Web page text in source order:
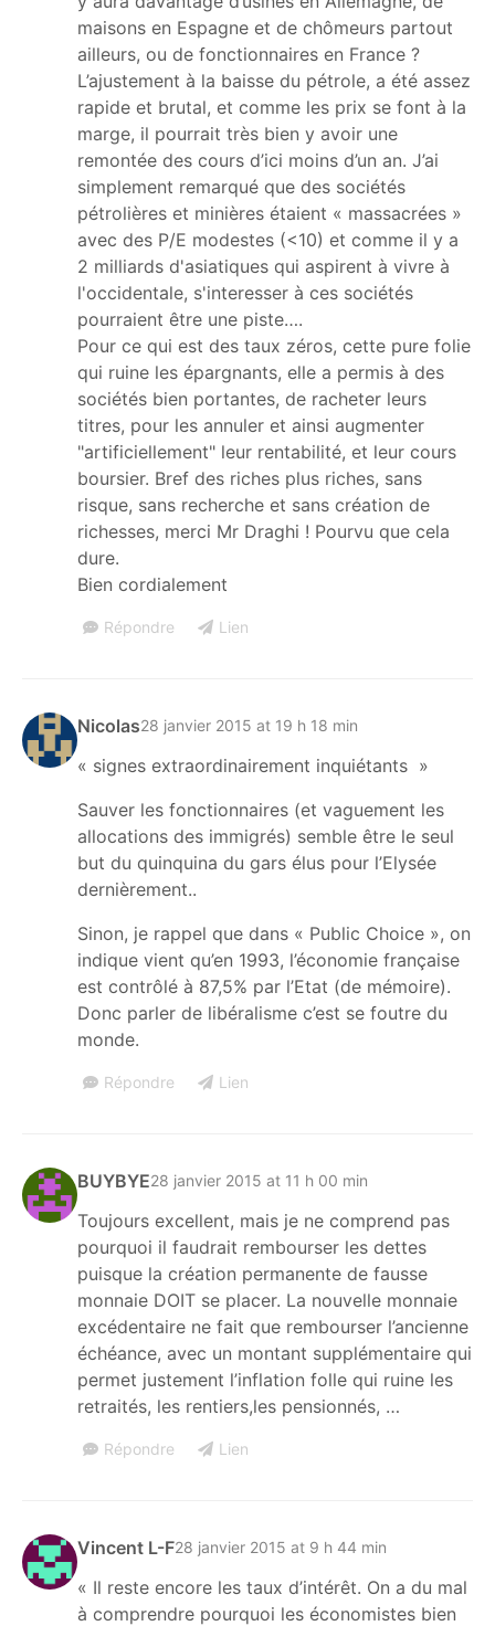
maisons en Espagne et de chômeurs partout
ailleurs, ou de fonctionnaires en France ?
L’ajustement à la baisse du pétrole, a été assez
rapide et brutal, et comme les prix se font à la
marge, il pourrait très bien y avoir une
remontée des cours d’ici moins d’un an. J’ai
simplement remarqué que des sociétés
pétrolières et minières étaient « massacrées »
avec des P/E modestes (<10) et comme il y a
2 milliards d'asiatiques qui aspirent à vivre à
l'occidentale, s'interesser à ces sociétés
pourraient être une piste….
Pour ce qui est des taux zéros, cette pure folie
qui ruine les épargnants, elle a permis à des
sociétés bien portantes, de racheter leurs
titres, pour les annuler et ainsi augmenter
"artificiellement" leur rentabilité, et leur cours
boursier. Bref des riches plus riches, sans
risque, sans recherche et sans création de
richesses, merci Mr Draghi ! Pourvu que cela
dure.
Bien cordialement
Répondre Lien
Nicolas28 janvier 2015 at 19 h 18 min
« signes extraordinairement inquiétants »
Sauver les fonctionnaires (et vaguement les
allocations des immigrés) semble être le seul
but du quinquina du gars élus pour l’Elysée
dernièrement..
Sinon, je rappel que dans « Public Choice », on
indique vient qu’en 1993, l’économie française
est contrôlé à 87,5% par l’Etat (de mémoire).
Donc parler de libéralisme c’est se foutre du
monde.
Répondre Lien
BUYBYE28 janvier 2015 at 11 h 00 min
Toujours excellent, mais je ne comprend pas
pourquoi il faudrait rembourser les dettes
puisque la création permanente de fausse
monnaie DOIT se placer. La nouvelle monnaie
excédentaire ne fait que rembourser l’ancienne
échéance, avec un montant supplémentaire qui
permet justement l’inflation folle qui ruine les
retraités, les rentiers,les pensionnés, …
Répondre Lien
Vincent L-F28 janvier 2015 at 9 h 44 min
« Il reste encore les taux d’intérêt. On a du mal
à comprendre pourquoi les économistes bien